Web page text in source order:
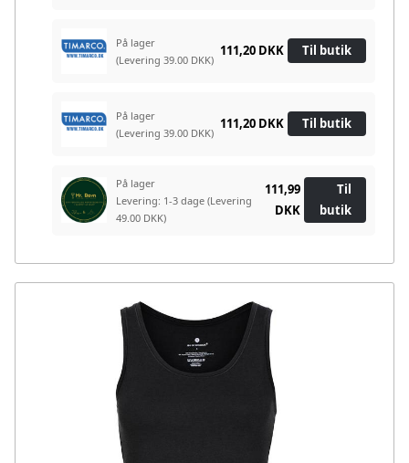
På lager
(Levering 39.00 DKK)
111,20 DKK Til butik
På lager
(Levering 39.00 DKK)
111,20 DKK Til butik
På lager
Levering: 1-3 dage (Levering
49.00 DKK)
111,99
DKK
Til
butik